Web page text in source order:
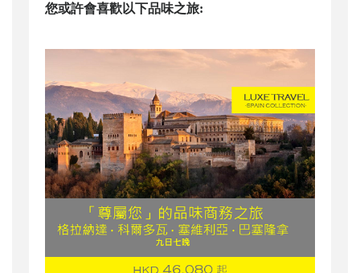
您或許會喜歡以下品味之旅: